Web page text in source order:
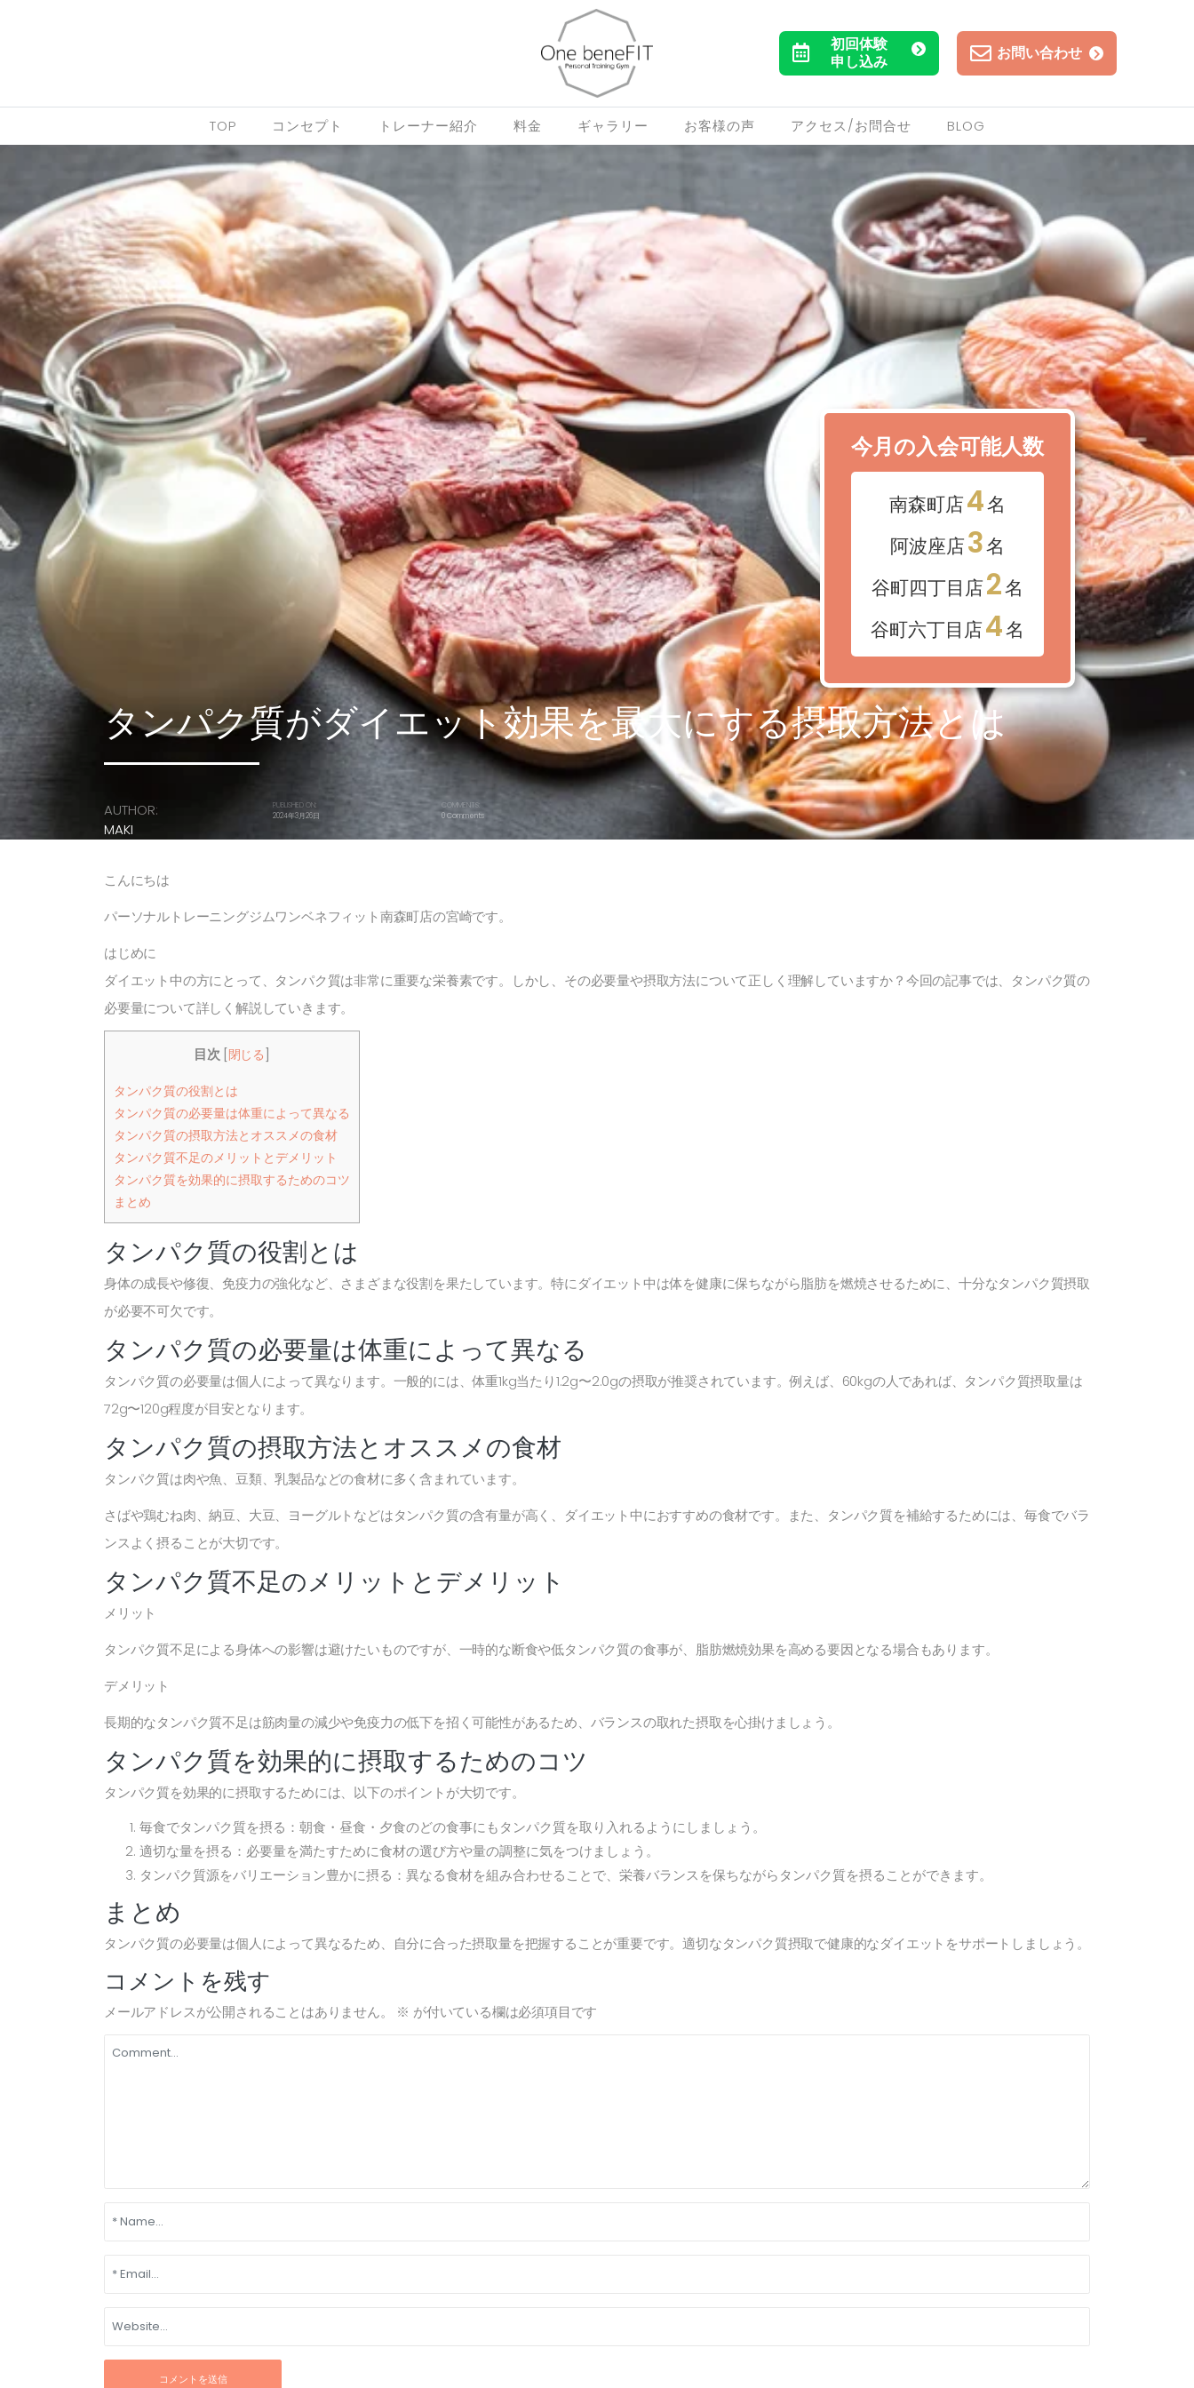
初回体験
申し込み
お問い合わせ
TOP コンセプト トレーナー紹介 料金 ギャラリー お客様の声 アクセス/お問合せ BLOG
今月の入会可能人数
南森町店4名
阿波座店3名
谷町四丁目店2名
谷町六丁目店4名
タンパク質がダイエット効果を最大にする摂取方法とは
AUTHOR:
MAKI
PUBLISHED ON:
2024年3月26日
COMMENTS:
0 Comments
こんにちは
パーソナルトレーニングジムワンベネフィット南森町店の宮崎です。
はじめに
ダイエット中の方にとって、タンパク質は非常に重要な栄養素です。しかし、その必要量や摂取方法について正しく理解していますか？今回の記事では、タンパク質の
必要量について詳しく解説していきます。
目次 閉じる
タンパク質の役割とは
タンパク質の必要量は体重によって異なる
タンパク質の摂取方法とオススメの食材
タンパク質不足のメリットとデメリット
タンパク質を効果的に摂取するためのコツ
まとめ
タンパク質の役割とは
身体の成長や修復、免疫力の強化など、さまざまな役割を果たしています。特にダイエット中は体を健康に保ちながら脂肪を燃焼させるために、十分なタンパク質摂取
が必要不可欠です。
タンパク質の必要量は体重によって異なる
タンパク質の必要量は個人によって異なります。一般的には、体重1kg当たり1.2g〜2.0gの摂取が推奨されています。例えば、60kgの人であれば、タンパク質摂取量は
72g〜120g程度が目安となります。
タンパク質の摂取方法とオススメの食材
タンパク質は肉や魚、豆類、乳製品などの食材に多く含まれています。
さばや鶏むね肉、納豆、大豆、ヨーグルトなどはタンパク質の含有量が高く、ダイエット中におすすめの食材です。また、タンパク質を補給するためには、毎食でバラ
ンスよく摂ることが大切です。
タンパク質不足のメリットとデメリット
メリット
タンパク質不足による身体への影響は避けたいものですが、一時的な断食や低タンパク質の食事が、脂肪燃焼効果を高める要因となる場合もあります。
デメリット
長期的なタンパク質不足は筋肉量の減少や免疫力の低下を招く可能性があるため、バランスの取れた摂取を心掛けましょう。
タンパク質を効果的に摂取するためのコツ
タンパク質を効果的に摂取するためには、以下のポイントが大切です。
毎食でタンパク質を摂る：朝食・昼食・夕食のどの食事にもタンパク質を取り入れるようにしましょう。
適切な量を摂る：必要量を満たすために食材の選び方や量の調整に気をつけましょう。
タンパク質源をバリエーション豊かに摂る：異なる食材を組み合わせることで、栄養バランスを保ちながらタンパク質を摂ることができます。
まとめ
タンパク質の必要量は個人によって異なるため、自分に合った摂取量を把握することが重要です。適切なタンパク質摂取で健康的なダイエットをサポートしましょう。
コメントを残す
メールアドレスが公開されることはありません。 ※ が付いている欄は必須項目です